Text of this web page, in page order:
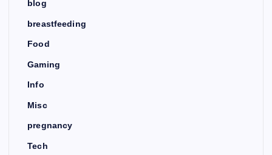
blog
breastfeeding
Food
Gaming
Info
Misc
pregnancy
Tech